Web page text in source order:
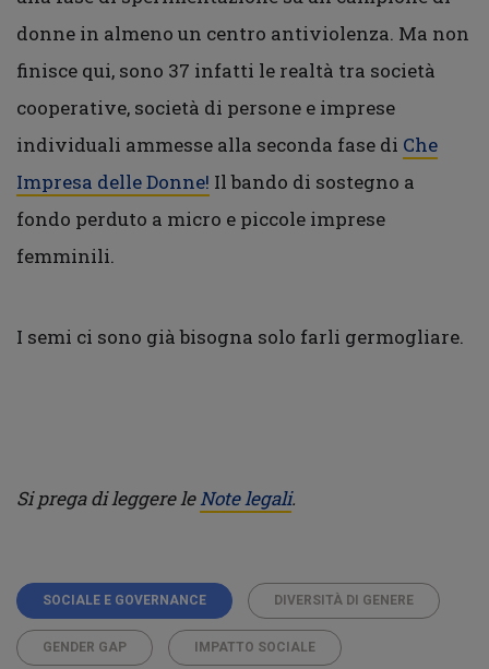
donne in almeno un centro antiviolenza. Ma non
finisce qui, sono 37 infatti le realtà tra società
cooperative, società di persone e imprese
individuali ammesse alla seconda fase di Che
Impresa delle Donne! Il bando di sostegno a
fondo perduto a micro e piccole imprese
femminili.
I semi ci sono già bisogna solo farli germogliare.
Si prega di leggere leNote legali.
SOCIALE E GOVERNANCE DIVERSITÀ DI GENERE
GENDER GAP IMPATTO SOCIALE